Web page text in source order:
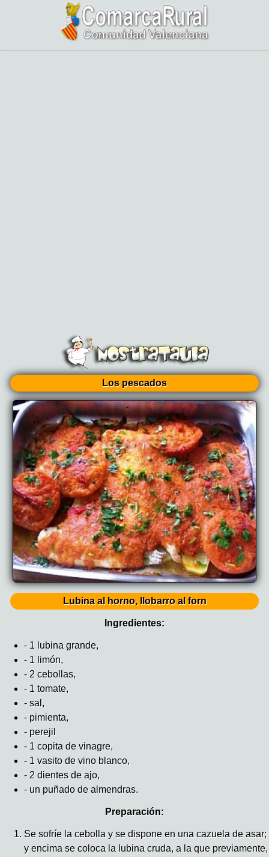
Los pescados
Lubina al horno, llobarro al forn
Ingredientes:
- 1 lubina grande,
- 1 limón,
- 2 cebollas,
- 1 tomate,
- sal,
- pimienta,
- perejil
- 1 copita de vinagre,
- 1 vasito de vino blanco,
- 2 dientes de ajo,
- un puñado de almendras.
Preparación:
Se sofríe la cebolla y se dispone en una cazuela de asar;
y encima se coloca la lubina cruda, a la que previamente,